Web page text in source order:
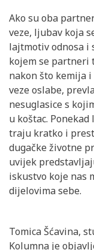
Ako su oba
veze, ljubav koja
lajtmotiv odnosa i
kojem se partneri
nakon što kemija
veze oslabe,
nesuglasice s
u koštac.
traju kratko i
dugačke životne
uvijek
iskustvo koje nas
dijelovima sebe.
Tomica Šćavina,
Kolumna je